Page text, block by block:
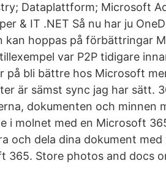
Dataplattform; Microsoft
& IT .NET Så nu har ju
kan hoppas på förbättringar
var P2P tidigare
på bli bättre hos Microsoft
är sämst sync jag har sätt.
dokumenten och minnen
i molnet med en Microsoft
och dela dina dokument
365. Store photos and docs